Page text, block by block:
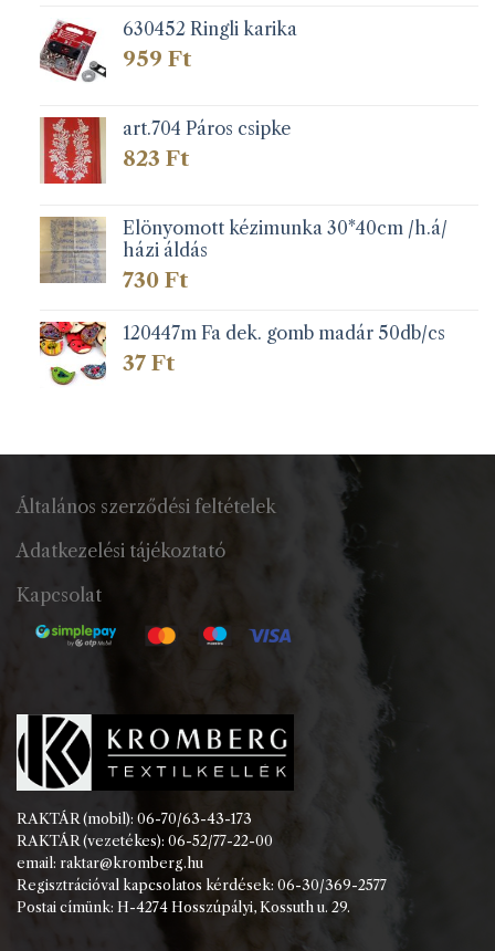
630452 Ringli karika
959 Ft
art.704 Páros csipke
823 Ft
Elönyomott kézimunka 30*40cm /h.á/
házi áldás
730 Ft
120447m Fa dek. gomb madár 50db/cs
37 Ft
Általános szerződési feltételek
Adatkezelési tájékoztató
Kapcsolat
RAKTÁR (mobil): 06-70/63-43-173
RAKTÁR (vezetékes): 06-52/77-22-00
email: raktar@kromberg.hu
Regisztrációval kapcsolatos kérdések: 06-30/369-2577
Postai címünk: H-4274 Hosszúpályi, Kossuth u. 29.